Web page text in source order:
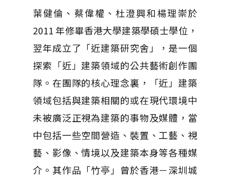
葉健倫、蔡偉權、杜澄興和楊理崇於
2011 年修畢香港大學建築學碩士學位，
翌年成立了「近建築研究舍」，是一個
探索「近」建築領域的公共藝術創作團
隊。在團隊的核心理念裏，「近」建築
領域包括與建築相關的或在現代環境中
未被廣泛正視為建築的事物及媒體，當
中包括一些空間營造、裝置、工藝、視
藝、影像、情境以及建築本身等各種媒
介。其作品「竹亭」曾於香港－深圳城